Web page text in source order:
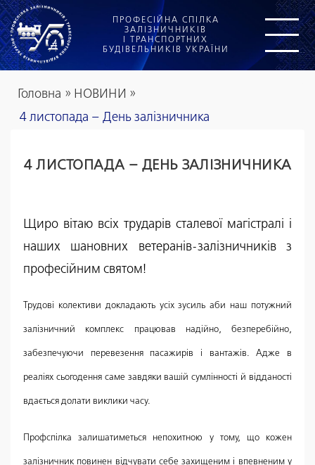
ПРОФЕСІЙНА СПІЛКА
ЗАЛІЗНИЧНИКІВ
І ТРАНСПОРТНИХ
БУДІВЕЛЬНИКІВ УКРАЇНИ
Головна » НОВИНИ »
4 листопада – День залізничника
4 ЛИСТОПАДА – ДЕНЬ ЗАЛІЗНИЧНИКА
Щиро вітаю всіх трударів сталевої магістралі і
наших шановних ветеранів-залізничників з
професійним святом!
Трудові колективи докладають усіх зусиль аби наш потужний
залізничний комплекс працював надійно, безперебійно,
забезпечуючи перевезення пасажирів і вантажів. Адже в
реаліях сьогодення саме завдяки вашій сумлінності й відданості
вдається долати виклики часу.
Профспілка залишатиметься непохитною у тому, що кожен
залізничник повинен відчувати себе захищеним і впевненим у